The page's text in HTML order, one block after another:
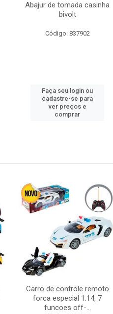
Abajur de tomada casinha
bivolt
Código: 837902
Faça seu login ou
cadastre-se para
ver preços e
comprar
Carro de controle remoto
forca especial 1:14, 7
funcoes off-...